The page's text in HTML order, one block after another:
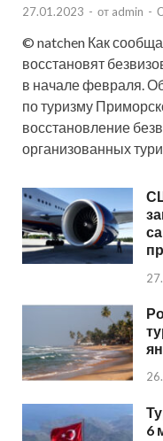
27.01.2023 - от admin -
© natchen Как
восстановят
в начале февраля.
по туризму
восстановление
организованных
6